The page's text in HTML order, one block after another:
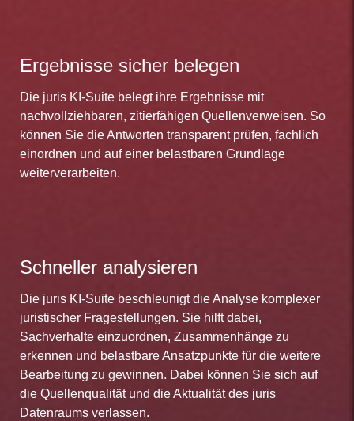
Ergebnisse sicher belegen
Die juris KI-Suite belegt ihre Ergebnisse mit
nachvollziehbaren, zitierfähigen Quellenverweisen. So
können Sie die Antworten transparent prüfen, fachlich
einordnen und auf einer belastbaren Grundlage
weiterverarbeiten.
Schneller analysieren
Die juris KI-Suite beschleunigt die Analyse komplexer
juristischer Fragestellungen. Sie hilft dabei,
Sachverhalte einzuordnen, Zusammenhänge zu
erkennen und belastbare Ansatzpunkte für die weitere
Bearbeitung zu gewinnen. Dabei können Sie sich auf
die Quellenqualität und die Aktualität des juris
Datenraums verlassen.